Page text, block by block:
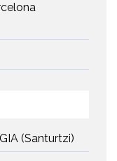
(Santurtzi)